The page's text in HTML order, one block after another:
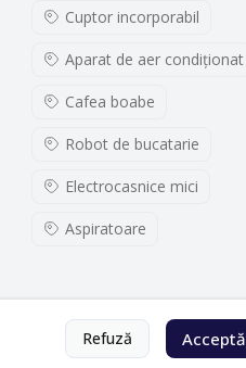
Cuptor incorporabil
Aparat de aer condiționat
Cafea boabe
Robot de bucatarie
Electrocasnice mici
Aspiratoare
Refuză Acceptă